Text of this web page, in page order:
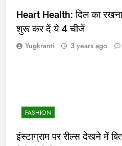
Heart Health: दिल का
शुरू कर दें ये 4 चीजें
Yugkranti 3 years ago
FASHION
इंस्टाग्राम पर रील्स देखने में